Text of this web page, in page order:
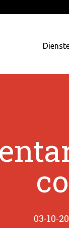
03-10-